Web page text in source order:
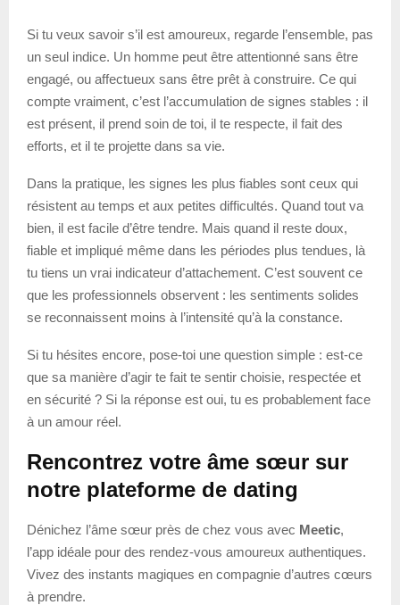
Si tu veux savoir s’il est amoureux, regarde l’ensemble, pas
un seul indice. Un homme peut être attentionné sans être
engagé, ou affectueux sans être prêt à construire. Ce qui
compte vraiment, c’est l’accumulation de signes stables : il
est présent, il prend soin de toi, il te respecte, il fait des
efforts, et il te projette dans sa vie.
Dans la pratique, les signes les plus fiables sont ceux qui
résistent au temps et aux petites difficultés. Quand tout va
bien, il est facile d’être tendre. Mais quand il reste doux,
fiable et impliqué même dans les périodes plus tendues, là
tu tiens un vrai indicateur d’attachement. C’est souvent ce
que les professionnels observent : les sentiments solides
se reconnaissent moins à l’intensité qu’à la constance.
Si tu hésites encore, pose-toi une question simple : est-ce
que sa manière d’agir te fait te sentir choisie, respectée et
en sécurité ? Si la réponse est oui, tu es probablement face
à un amour réel.
Rencontrez votre âme sœur sur
notre plateforme de dating
Dénichez l’âme sœur près de chez vous avec Meetic,
l’app idéale pour des rendez-vous amoureux authentiques.
Vivez des instants magiques en compagnie d’autres cœurs
à prendre.